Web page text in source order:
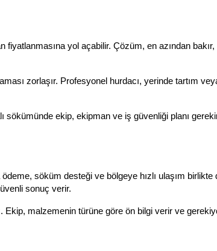
yol açabilir. Çözüm, en azından
zorlaşır. Profesyonel hurdacı, yerinde tartım
ekip, ekipman ve iş güvenliği planı
söküm desteği ve bölgeye hızlı ulaşım
sonuç verir.
Ekip, malzemenin türüne göre ön bilgi verir ve